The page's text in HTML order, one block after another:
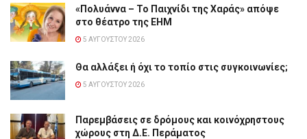
«Πολυάννα – Το Παιχνίδι της Χαράς» απόψε
στο θέατρο της ΕΗΜ
5 ΑΥΓΟΎΣΤΟΥ 2026
Θα αλλάξει ή όχι το τοπίο στις συγκοινωνίες;
5 ΑΥΓΟΎΣΤΟΥ 2026
Παρεμβάσεις σε δρόμους και κοινόχρηστους
χώρους στη Δ.Ε. Περάματος